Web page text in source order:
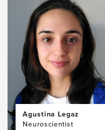
page
Sol
Fittipaldi,
PhD
Agustina Legaz
Neuroscientist